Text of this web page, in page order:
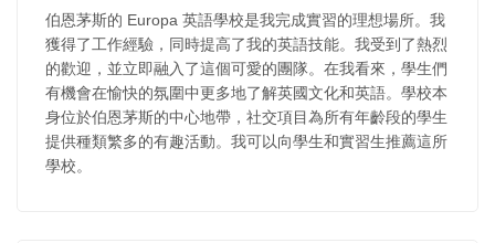
伯恩茅斯的 Europa 英語學校是我完成實習的理想場所。我
獲得了工作經驗，同時提高了我的英語技能。我受到了熱烈
的歡迎，並立即融入了這個可愛的團隊。在我看來，學生們
有機會在愉快的氛圍中更多地了解英國文化和英語。學校本
身位於伯恩茅斯的中心地帶，社交項目為所有年齡段的學生
提供種類繁多的有趣活動。我可以向學生和實習生推薦這所
學校。